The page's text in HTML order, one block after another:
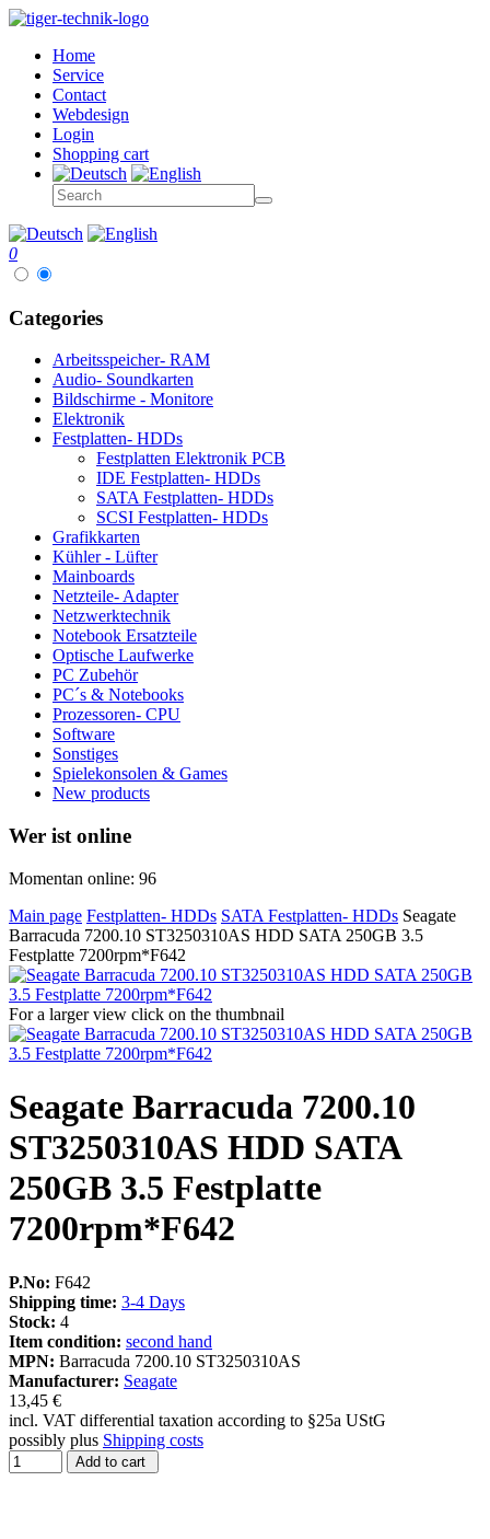
Home
Service
Contact
Webdesign
Login
Shopping cart
0
Categories
Arbeitsspeicher- RAM
Audio- Soundkarten
Bildschirme - Monitore
Elektronik
Festplatten- HDDs
Festplatten Elektronik PCB
IDE Festplatten- HDDs
SATA Festplatten- HDDs
SCSI Festplatten- HDDs
Grafikkarten
Kühler - Lüfter
Mainboards
Netzteile- Adapter
Netzwerktechnik
Notebook Ersatzteile
Optische Laufwerke
PC Zubehör
PC´s & Notebooks
Prozessoren- CPU
Software
Sonstiges
Spielekonsolen & Games
New products
Wer ist online
Momentan online: 96
Main page Festplatten- HDDs SATA Festplatten- HDDs Seagate
Barracuda 7200.10 ST3250310AS HDD SATA 250GB 3.5
Festplatte 7200rpm*F642
For a larger view click on the thumbnail
Seagate Barracuda 7200.10
ST3250310AS HDD SATA
250GB 3.5 Festplatte
7200rpm*F642
P.No: F642
Shipping time: 3-4 Days
Stock: 4
Item condition: second hand
MPN: Barracuda 7200.10 ST3250310AS
Manufacturer: Seagate
13,45 €
incl. VAT differential taxation according to §25a UStG
possibly plus Shipping costs
Add to cart